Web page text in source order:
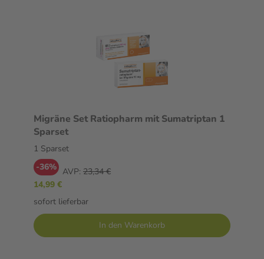
Migräne Set Ratiopharm mit Sumatriptan 1
Sparset
1 Sparset
-36% AVP: 23,34 €
14,99 €
sofort lieferbar
In den Warenkorb